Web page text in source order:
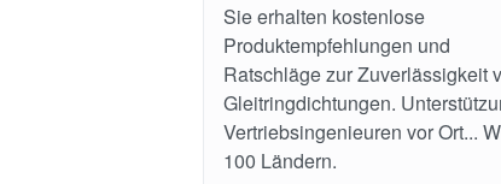
Sie erhalten kostenlose
Produktempfehlungen und
Ratschläge zur Zuverlässigkeit
Gleitringdichtungen.
Vertriebsingenieuren vor Ort...
100 Ländern.